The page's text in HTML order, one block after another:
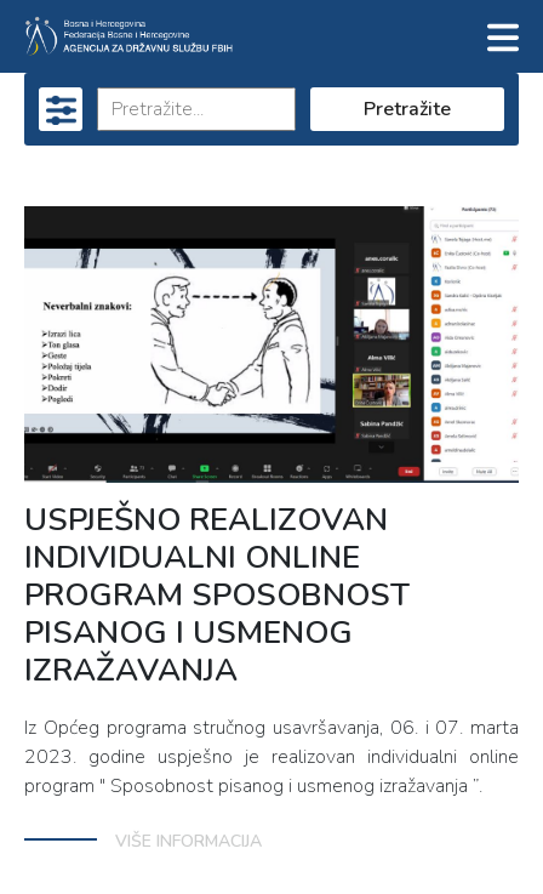
Pretražite
USPJEŠNO REALIZOVAN
INDIVIDUALNI ONLINE
PROGRAM SPOSOBNOST
PISANOG I USMENOG
IZRAŽAVANJA
Iz Općeg programa stručnog usavršavanja, 06. i 07. marta
2023. godine uspješno je realizovan individualni online
program " Sposobnost pisanog i usmenog izražavanja ”.
VIŠE INFORMACIJA